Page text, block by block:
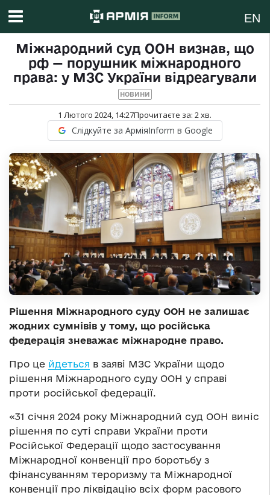
EN
Міжнародний суд ООН визнав, що
рф — порушник міжнародного
права: у МЗС України відреагували
НОВИНИ
1 Лютого 2024, 14:27Прочитаєте за: 2хв.
Слідкуйте за АрміяInform в Google
Рішення Міжнародного суду ООН не залишає
жодних сумнівів у тому, що російська
федерація зневажає міжнародне право.
Про це йдеться в заяві МЗС України щодо
рішення Міжнародного суду ООН у справі
проти російської федерації.
«31 січня 2024 року Міжнародний суд ООН виніс
рішення по суті справи України проти
Російської Федерації щодо застосування
Міжнародної конвенції про боротьбу з
фінансуванням тероризму та Міжнародної
конвенції про ліквідацію всіх форм расового